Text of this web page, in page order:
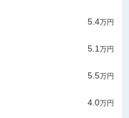
5.4万円
5.1 万円
5.5万円
4.0万円